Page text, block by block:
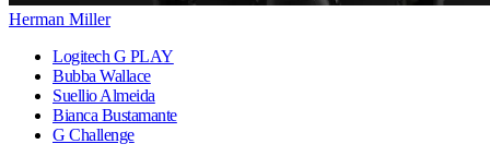
Herman Miller
Logitech G PLAY
Bubba Wallace
Suellio Almeida
Bianca Bustamante
G Challenge